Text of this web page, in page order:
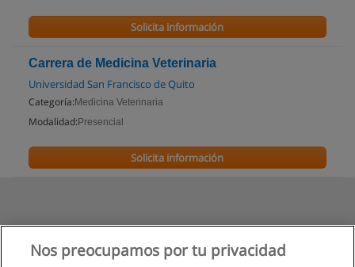
Solicita información
Carrera de Medicina Veterinaria
Universidad San Francisco de Quito
Categoría: Medicina Veterinaria
Modalidad: Presencial
Solicita información
Nos preocupamos por tu privacidad